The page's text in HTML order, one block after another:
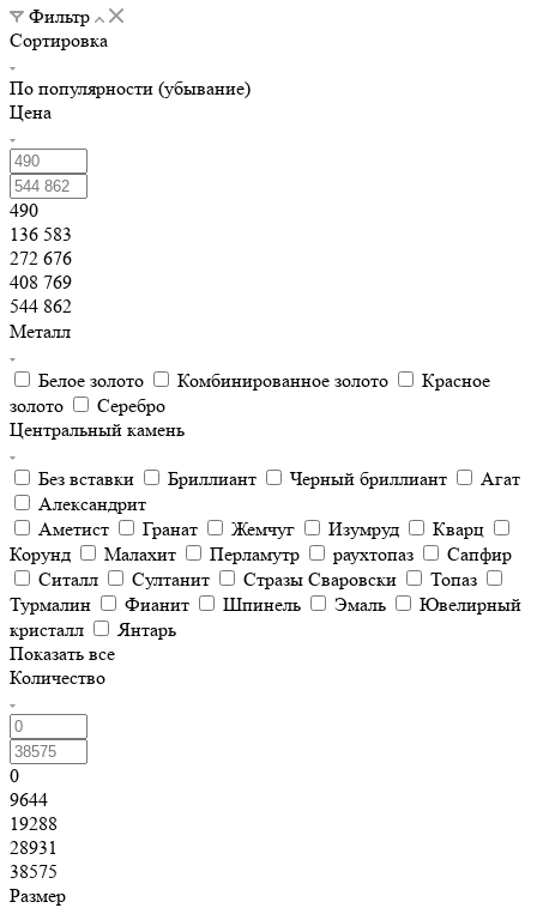
Фильтр
Сортировка
По популярности (убывание)
Цена
490
136 583
272 676
408 769
544 862
Металл
Белое золото Комбинированное золото
Красное
золото
Серебро
Центральный камень
Без вставки Бриллиант Черный бриллиант
Агат
Александрит
Аметист
Гранат Жемчуг Изумруд
Кварц
Корунд
Малахит Перламутр раухтопаз
Сапфир
Ситалл
Султанит Стразы Сваровски
Топаз
Турмалин
Фианит Шпинель Эмаль
Ювелирный
кристалл
Янтарь
Показать все
Количество
0
9644
19288
28931
38575
Размер